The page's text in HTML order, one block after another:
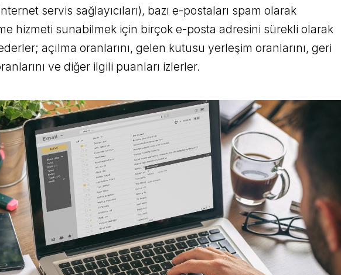
servis sağlayıcıları), bazı e-postaları spam olarak
hizmeti sunabilmek için birçok e-posta adresini sürekli olarak
açılma oranlarını, gelen kutusu yerleşim oranlarını, geri
ve diğer ilgili puanları izlerler.